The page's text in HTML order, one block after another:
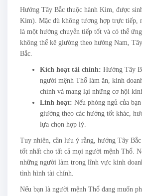
Hướng Tây Bắc thuộc hành Kim, được
Kim). Mặc dù không tương hợp trực tiếp,
là một hướng chuyển tiếp tốt và có thể
không thể kê giường theo hướng Nam,
Bắc.
Kích hoạt tài chính: Hướng Tây
người mệnh Thổ làm ăn, kinh
chính và mang lại những cơ hội
Linh hoạt: Nếu phòng ngủ của
giường theo các hướng tốt khác,
lựa chọn hợp lý.
Tuy nhiên, cần lưu ý rằng, hướng Tây
tốt nhất cho tất cả mọi người mệnh Thổ.
những người làm trong lĩnh vực kinh
tình hình tài chính.
Nếu bạn là người mệnh Thổ đang muốn